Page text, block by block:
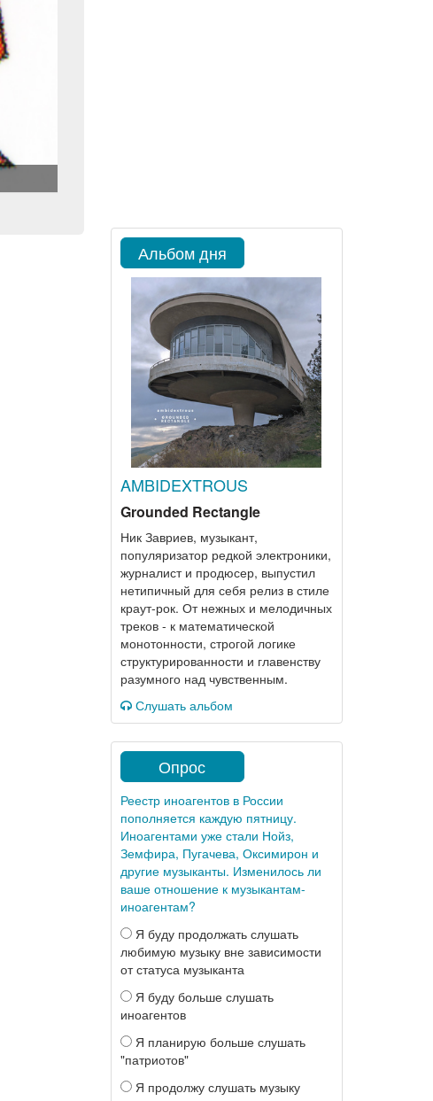
Альбом дня
AMBIDEXTROUS
Grounded Rectangle
Ник Завриев, музыкант,
популяризатор редкой электроники,
журналист и продюсер, выпустил
нетипичный для себя релиз в стиле
краут-рок. От нежных и мелодичных
треков - к математической
монотонности, строгой логике
структурированности и главенству
разумного над чувственным.
Слушать альбом
Опрос
Реестр иноагентов в России
пополняется каждую пятницу.
Иноагентами уже стали Нойз,
Земфира, Пугачева, Оксимирон и
другие музыканты. Изменилось ли
ваше отношение к музыкантам-
иноагентам?
Я буду продолжать слушать
любимую музыку вне зависимости
от статуса музыканта
Я буду больше слушать
иноагентов
Я планирую больше слушать
"патриотов"
Я продолжу слушать музыку